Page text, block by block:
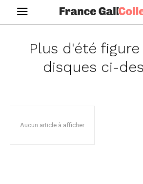
Plus d'été
disques ci-
Aucun article à afficher